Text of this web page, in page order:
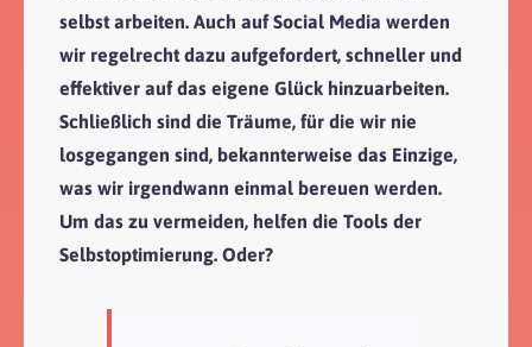
selbst arbeiten. Auch auf Social Media werden
wir regelrecht dazu aufgefordert, schneller und
effektiver auf das eigene Glück hinzuarbeiten.
Schließlich sind die Träume, für die wir nie
losgegangen sind, bekannterweise das Einzige,
was wir irgendwann einmal bereuen werden.
Um das zu vermeiden, helfen die Tools der
Selbstoptimierung. Oder?